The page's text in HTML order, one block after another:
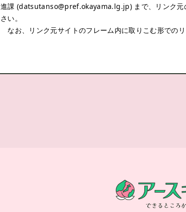
進課 (datsutanso@pref.okayama.lg.jp) まで、リンク元
さい。
なお、リンク元サイトのフレーム内に取りこむ形でのリ